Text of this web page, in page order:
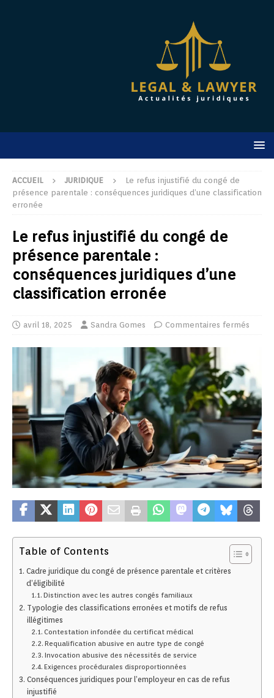
ACCUEIL JURIDIQUE
Le refus injustifié du congé de
présence parentale : conséquences juridiques d’une classification
erronée
Le refus injustifié du congé de
présence parentale :
conséquences juridiques d’une
classification erronée
avril 18, 2025 Sandra Gomes Commentaires fermés
Table of Contents
Cadre juridique du congé de présence parentale et critères
d’éligibilité
Distinction avec les autres congés familiaux
Typologie des classifications erronées et motifs de refus
illégitimes
Contestation infondée du certificat médical
Requalification abusive en autre type de congé
Invocation abusive des nécessités de service
Exigences procédurales disproportionnées
Conséquences juridiques pour l’employeur en cas de refus
injustifié